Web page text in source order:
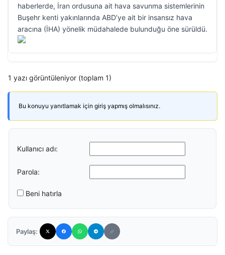
haberlerde, İran ordusuna ait hava savunma sistemlerinin
Buşehr kenti yakınlarında ABD’ye ait bir insansız hava
aracına (İHA) yönelik müdahalede bulunduğu öne sürüldü.
1 yazı görüntüleniyor (toplam 1)
Bu konuyu yanıtlamak için giriş yapmış olmalısınız.
Kullanıcı adı:
Parola:
Beni hatırla
Paylaş: